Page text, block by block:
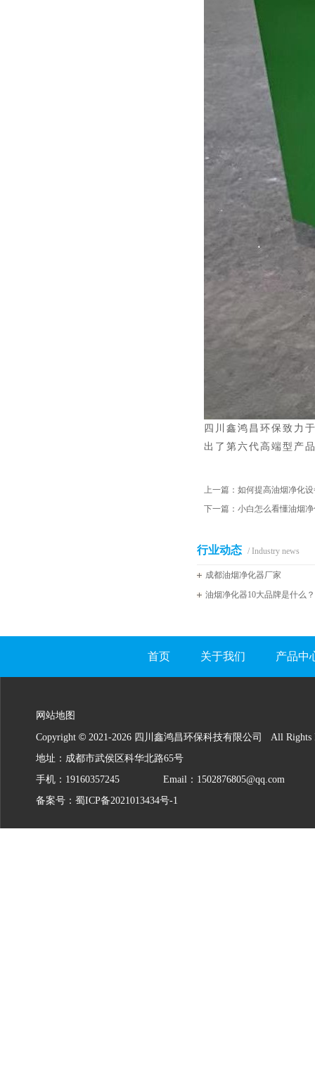
四川鑫鸿昌 环保致力
出了第六代高端型产
上一篇： 如何提高油烟净化
下一篇： 小白怎么看懂油烟
行业动态 / Industry news
成都油烟净化器厂家
油烟净化器10大品牌是什么
首页 关于我们 产品中
网站地图
Copyright © 2021-2026 四川鑫鸿昌环保科技有限公司 All Rights
地址：成都市武侯区科华北路65号
手机：19160357245
Email：1502876805@qq.com
备案号： 蜀ICP备2021013434号-1